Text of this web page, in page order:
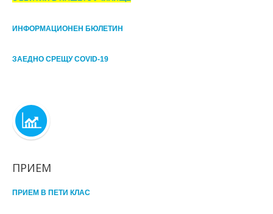
ИНФОРМАЦИОНЕН БЮЛЕТИН
ЗАЕДНО СРЕЩУ COVID-19
ПРИЕМ
ПРИЕМ В ПЕТИ КЛАС